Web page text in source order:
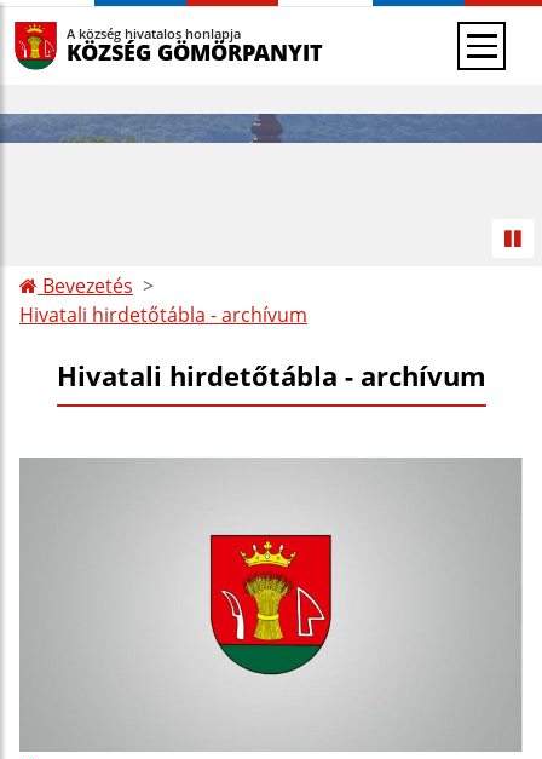
A község hivatalos honlapja
KÖZSÉG GÖMÖRPANYIT
Bevezetés
Hivatali hirdetőtábla - archívum
Hivatali hirdetőtábla - archívum